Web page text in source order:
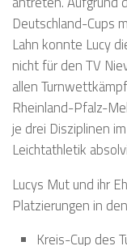
Deutschland-Cups
Lahn konnte Lucy
nicht für den TV
allen
Rheinland-Pfalz-
je drei Disziplinen
Leichtathletik
Lucys Mut und ihr
Platzierungen in
Kreis-Cup des